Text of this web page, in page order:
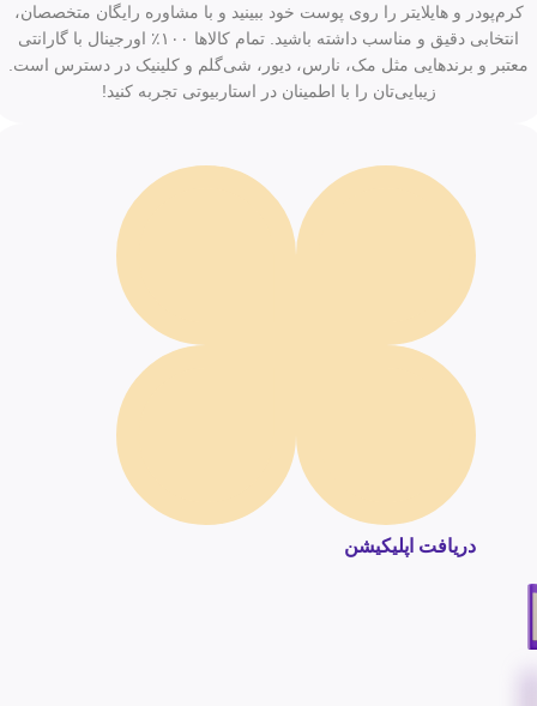
کرم‌پودر و هایلایتر را روی پوست خود ببینید و با مشاوره رایگان متخصصان،
انتخابی دقیق و مناسب داشته باشید. تمام کالاها ۱۰۰٪ اورجینال با گارانتی
معتبر و برندهایی مثل مک، نارس، دیور، شی‌گلم و کلینیک در دسترس است.
زیبایی‌تان را با اطمینان در استاربیوتی تجربه کنید!
دریافت اپلیکیشن